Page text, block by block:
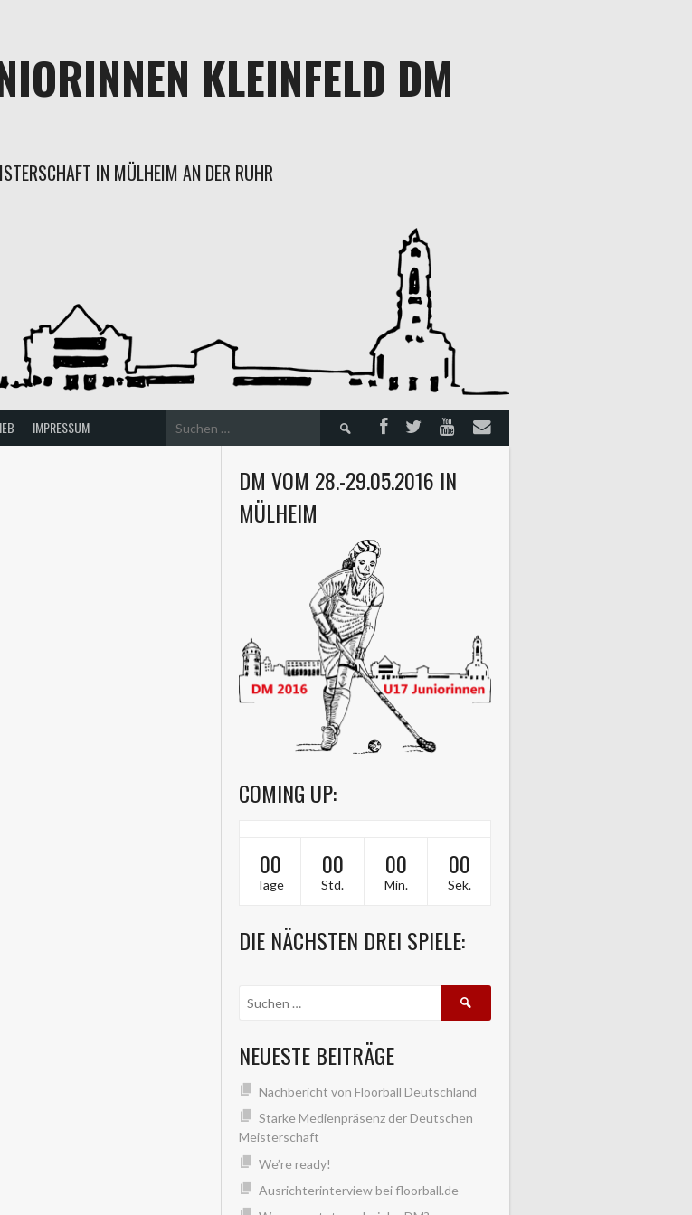
KLEINFELD DM
IN MÜLHEIM AN DER RUHR
IMPRESSUM
Suche
nach:
DM VOM 28.-29.05.2016 IN
MÜLHEIM
COMING UP:
00
Tage
00
Std.
00
Min.
00
Sek.
DIE NÄCHSTEN DREI SPIELE:
Suche
NEUESTE BEITRÄGE
Nachbericht von Floorball Deutschland
Starke Medienpräsenz der Deutschen
Meisterschaft
We’re ready!
Ausrichterinterview bei floorball.de